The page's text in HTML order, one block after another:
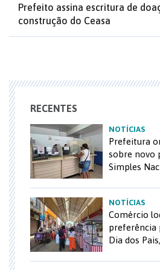
Prefeito assina escritura de
construção do Ceasa
RECENTES
NOTÍCIAS
Prefeitura
sobre novo
Simples
NOTÍCIAS
Comércio
preferência
Dia dos